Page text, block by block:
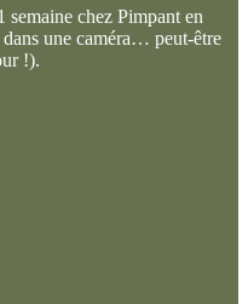
chez Pimpant en
une caméra… peut-être
!).